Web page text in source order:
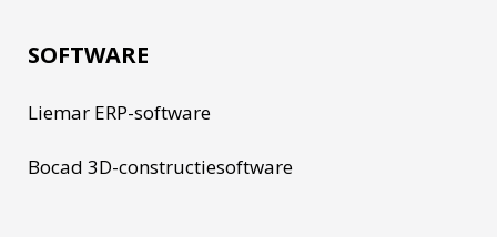
SOFTWARE
Liemar ERP-software
Bocad 3D-constructiesoftware